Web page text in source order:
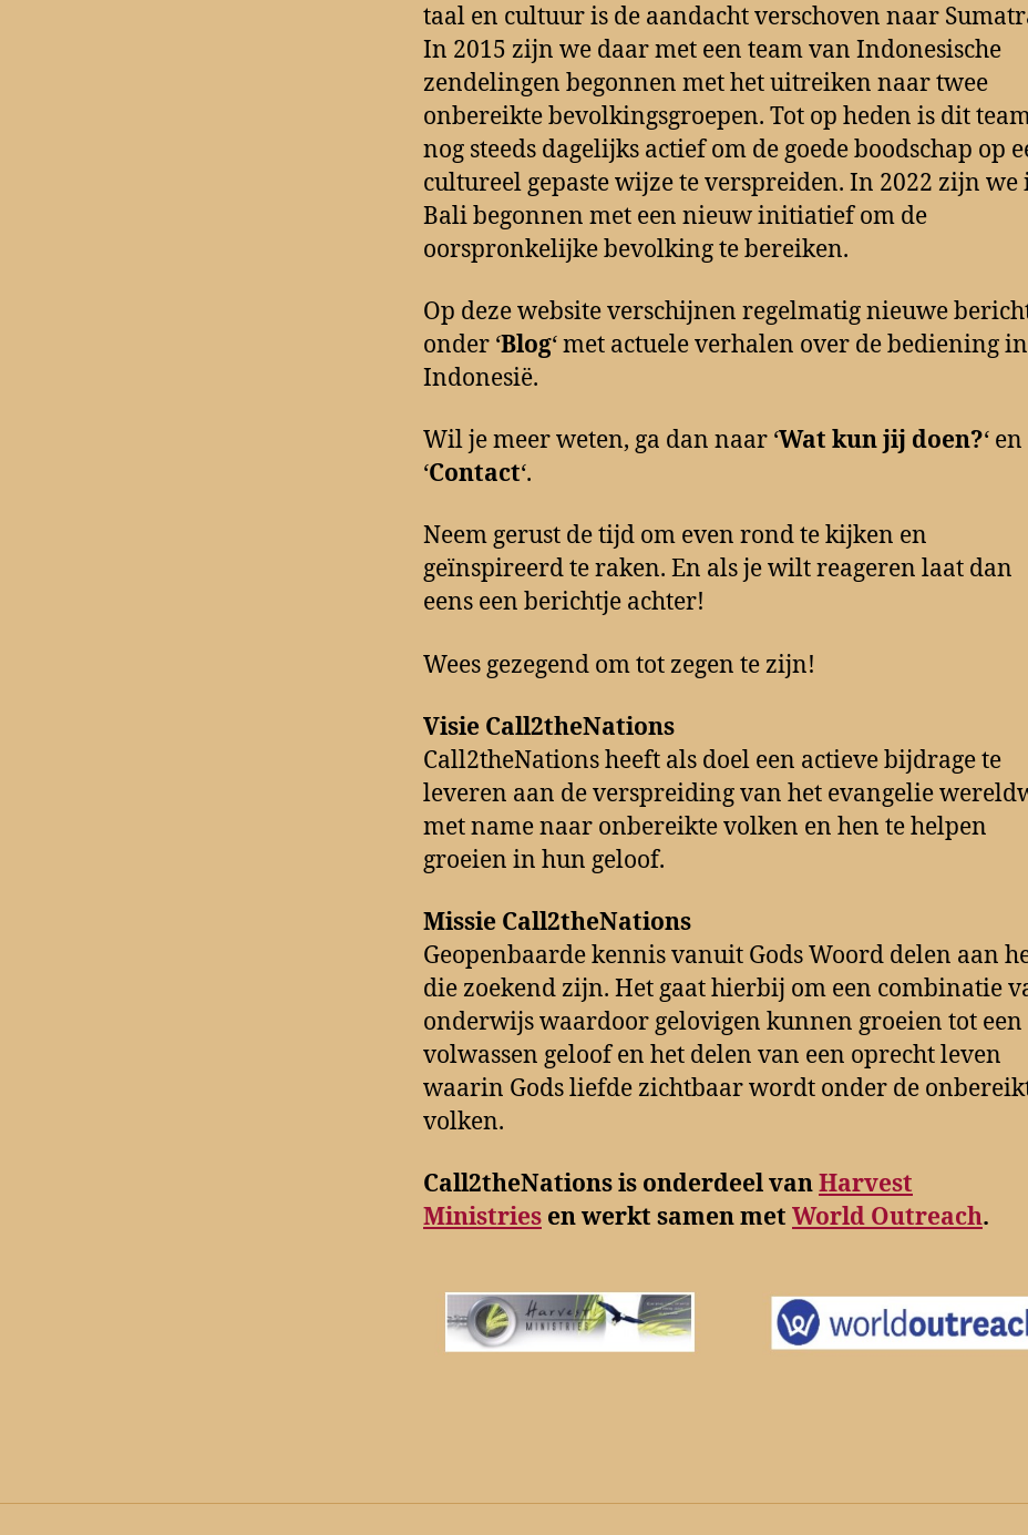
taal en cultuur is de aandacht verschoven naar
In 2015 zijn we daar met een team van Indonesische
zendelingen begonnen met het uitreiken naar twee
onbereikte bevolkingsgroepen. Tot op heden is dit
nog steeds dagelijks actief om de goede boodschap op
cultureel gepaste wijze te verspreiden. In 2022 zijn we
Bali begonnen met een nieuw initiatief om de
oorspronkelijke bevolking te bereiken.
Op deze website verschijnen regelmatig nieuwe
onder ‘Blog‘ met actuele verhalen over de bediening in
Indonesië.
Wil je meer weten, ga dan naar ‘Wat kun jij doen?‘ en
‘Contact‘.
Neem gerust de tijd om even rond te kijken en
geïnspireerd te raken. En als je wilt reageren laat dan
eens een berichtje achter!
Wees gezegend om tot zegen te zijn!
Visie Call2theNations
Call2theNations heeft als doel een actieve bijdrage te
leveren aan de verspreiding van het evangelie
met name naar onbereikte volken en hen te helpen
groeien in hun geloof.
Missie Call2theNations
Geopenbaarde kennis vanuit Gods Woord delen aan
die zoekend zijn. Het gaat hierbij om een combinatie
onderwijs waardoor gelovigen kunnen groeien tot een
volwassen geloof en het delen van een oprecht leven
waarin Gods liefde zichtbaar wordt onder de
volken.
Call2theNations is onderdeel vanHarvest
Ministries en werkt samen met World Outreach.